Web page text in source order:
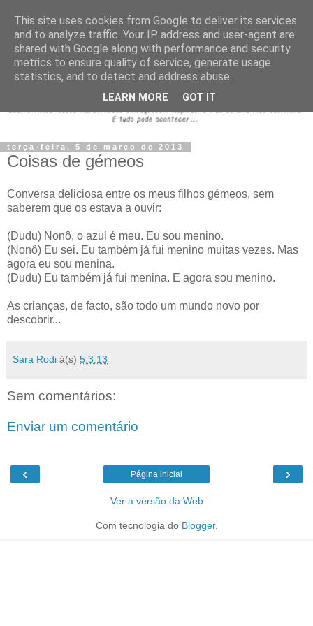
terça-feira, 5 de março de 2013
Coisas de gémeos
Conversa deliciosa entre os meus filhos gémeos, sem
saberem que os estava a ouvir:
(Dudu) Nonô, o azul é meu. Eu sou menino.
(Nonô) Eu sei. Eu também já fui menino muitas vezes. Mas
agora eu sou menina.
(Dudu) Eu também já fui menina. E agora sou menino.
As crianças, de facto, são todo um mundo novo por
descobrir...
Sara Rodi à(s) 5.3.13
Sem comentários:
Enviar um comentário
‹ ›
Página inicial
Ver a versão da Web
Com tecnologia do Blogger.
This site uses cookies from Google to deliver its services
and to analyze traffic. Your IP address and user-agent are
shared with Google along with performance and security
metrics to ensure quality of service, generate usage
statistics, and to detect and address abuse.
LEARN MORE GOT IT